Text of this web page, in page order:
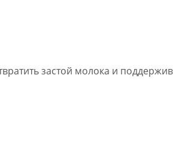
застой молока и